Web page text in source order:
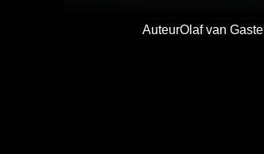
AuteurOlaf van Gastel